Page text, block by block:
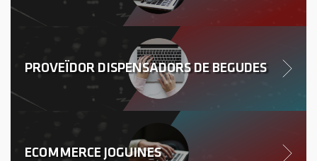
PROVEÏDOR DISPENSADORS DE BEGUDES
ECOMMERCE JOGUINES